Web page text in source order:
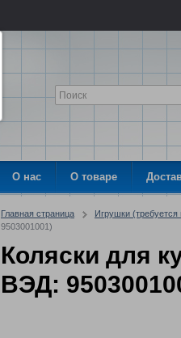
О нас О товаре
Главная страница
Игрушки
9503001001)
Коляски для
ВЭД: